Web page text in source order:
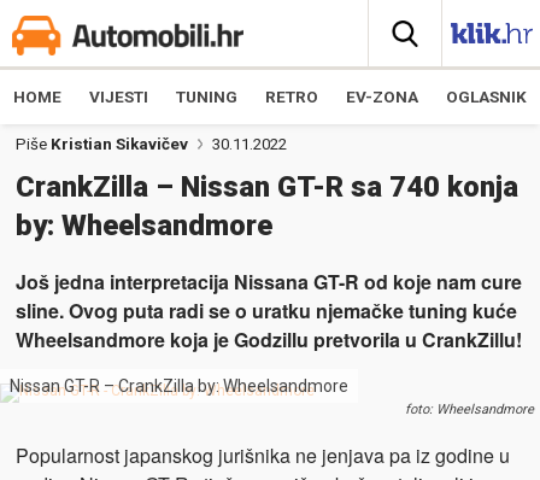
HOME VIJESTI TUNING RETRO EV-ZONA OGLASNIK
Piše Kristian Sikavičev 30.11.2022
CrankZilla – Nissan GT-R sa 740 konja
by: Wheelsandmore
Još jedna interpretacija Nissana GT-R od koje nam cure
sline. Ovog puta radi se o uratku njemačke tuning kuće
Wheelsandmore koja je Godzillu pretvorila u CrankZillu!
Nissan GT-R – CrankZilla by: Wheelsandmore
foto: Wheelsandmore
Popularnost japanskog jurišnika ne jenjava pa iz godine u